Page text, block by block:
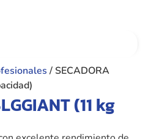
/ SECADORA
(11 kg